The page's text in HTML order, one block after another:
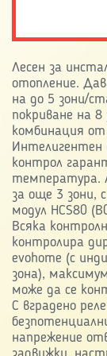
Лесен за
отопление.
на до 5 зони/
покриване на
комбинация
Интелигентен
контрол
температура.
за още 3 зони,
модул HCS80
Всяка
контролира
evohome (с
зона),
може да се
С вградено
напрежение